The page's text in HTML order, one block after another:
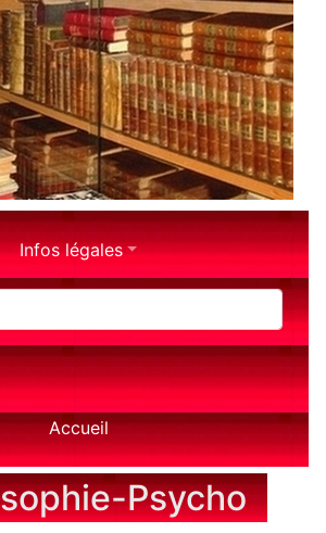
Infos légales
Accueil
Psycho